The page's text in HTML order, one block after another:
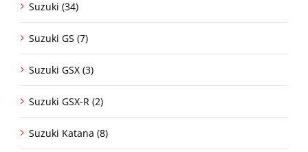
Suzuki (34)
Suzuki GS (7)
Suzuki GSX (3)
Suzuki GSX-R (2)
Suzuki Katana (8)